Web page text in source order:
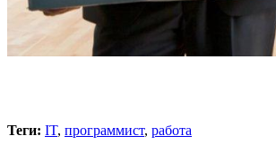
Теги: IT, программист, работа